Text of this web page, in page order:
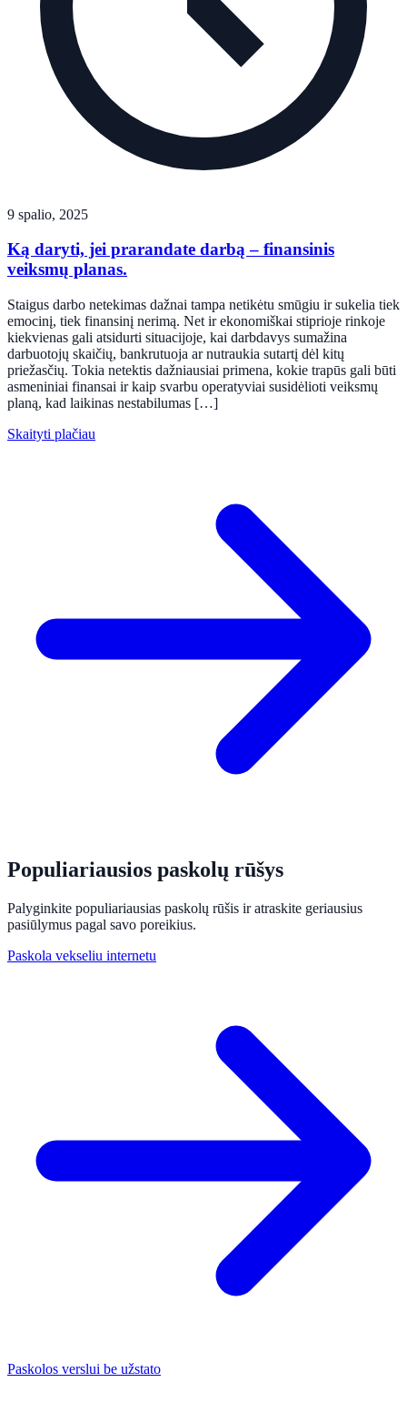
9 spalio, 2025
Ką daryti, jei prarandate darbą – finansinis
veiksmų planas.
Staigus darbo netekimas dažnai tampa netikėtu smūgiu ir sukelia tiek
emocinį, tiek finansinį nerimą. Net ir ekonomiškai stiprioje rinkoje
kiekvienas gali atsidurti situacijoje, kai darbdavys sumažina
darbuotojų skaičių, bankrutuoja ar nutraukia sutartį dėl kitų
priežasčių. Tokia netektis dažniausiai primena, kokie trapūs gali būti
asmeniniai finansai ir kaip svarbu operatyviai susidėlioti veiksmų
planą, kad laikinas nestabilumas […]
Skaityti plačiau
Populiariausios paskolų rūšys
Palyginkite populiariausias paskolų rūšis ir atraskite geriausius
pasiūlymus pagal savo poreikius.
Paskola vekseliu internetu
Paskolos verslui be užstato